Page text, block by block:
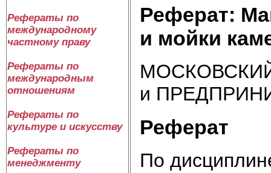
Рефераты по
международному
частному праву
Рефераты по
международным
отношениям
Рефераты по
культуре и искусству
Рефераты по
менеджменту
Реферат:
и мойки
и
Реферат
По